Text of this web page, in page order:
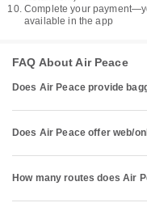
Complete your
available in the app
FAQ About Air Peace
Does Air Peace provide
Does Air Peace offer web/
How many routes does Air